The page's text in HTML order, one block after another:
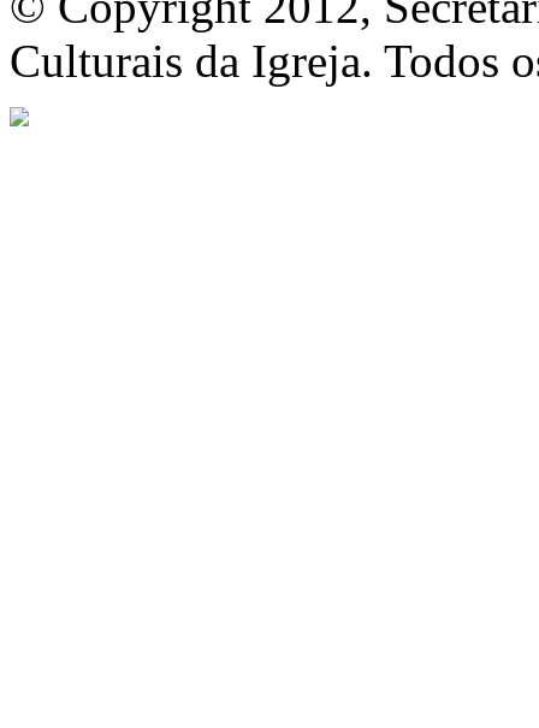
Culturais da Igreja. Todos